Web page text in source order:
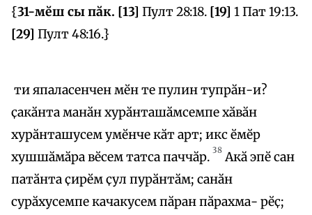
{31-мӗш сы пӑк. [13] Пулт 28:18. [19] 1 Пат 19:13.
[29] Пулт 48:16.}
ти япаласенчен мӗн те пулин тупрӑн-и?
ҫакӑнта манӑн хурӑнташӑмсемпе хӑвӑн
хурӑнташусем умӗнче кӑт арт; икс ӗмӗр
хушшӑмӑра вӗсем татса паччӑр. 38 Акӑ эпӗ сан
патӑнта ҫирӗм ҫул пурӑнтӑм; санӑн
сурӑхусемпе качакусем пӑран пӑрахма- рӗҫ;